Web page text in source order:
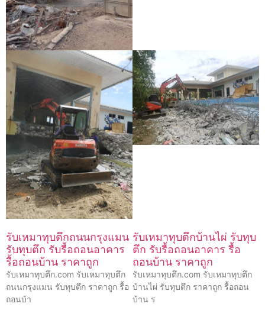
รับเหมาทุบตึกถนนกรุงแมน
รับทุบตึก รับรื้อถอนอาคาร
รื้อถอนบ้าน ราคาถูก
รับเหมาทุบตึก.com รับเหมาทุบตึก
ถนนกรุงแมน รับทุบตึก ราคาถูก รื้อ
ถอนบ้า
รับเหมาทุบตึกบ้านไผ่ รับทุบ
ตึก รับรื้อถอนอาคาร รื้อ
ถอนบ้าน ราคาถูก
รับเหมาทุบตึก.com รับเหมาทุบตึก
บ้านไผ่ รับทุบตึก ราคาถูก รื้อถอน
บ้าน ร